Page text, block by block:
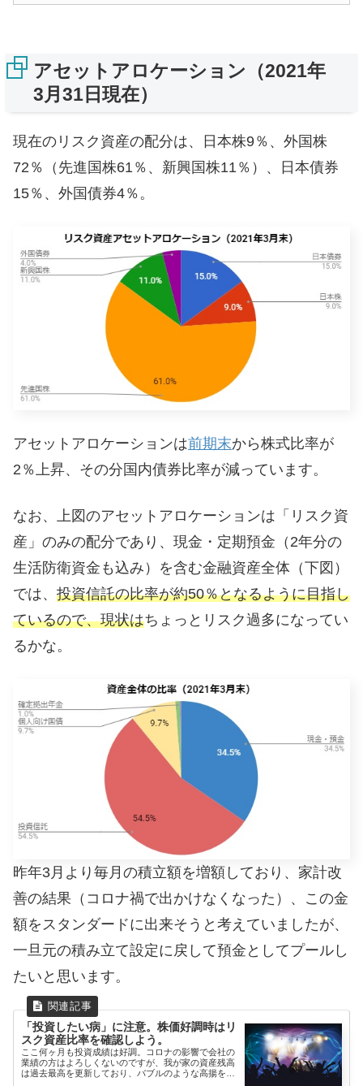
アセットアロケーション（2021年
3月31日現在）
現在のリスク資産の配分は、日本株9％、外国株
72％（先進国株61％、新興国株11％）、日本債券
15％、外国債券4％。
アセットアロケーションは前期末から株式比率が
2％上昇、その分国内債券比率が減っています。
なお、上図のアセットアロケーションは「リスク資
産」のみの配分であり、現金・定期預金（2年分の
生活防衛資金も込み）を含む金融資産全体（下図）
では、 投資信託の比率が約50％となるように目指し
ているので、現状はちょっとリスク過多になってい
るかな。
昨年3月より毎月の積立額を増額しており、家計改
善の結果（コロナ禍で出かけなくなった）、この金
額をスタンダードに出来そうと考えていましたが、
一旦元の積み立て設定に戻して預金としてプールし
たいと思います。
「投資したい病」に注意。株価好調時はリ
スク資産比率を確認しよう。
ここ何ヶ月も投資成績は好調。コロナの影響で会社の
業績の方はよろしくないのですが、我が家の資産残高
は過去最高を更新しており、バブルのような高揚を感